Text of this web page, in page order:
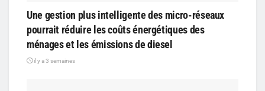
Une gestion plus intelligente des micro-réseaux
pourrait réduire les coûts énergétiques des
ménages et les émissions de diesel
il y a 3 semaines